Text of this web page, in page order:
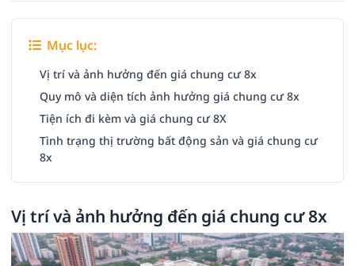
Mục lục:
Vị trí và ảnh hưởng đến giá chung cư 8x
Quy mô và diện tích ảnh hưởng giá chung cư 8x
Tiện ích đi kèm và giá chung cư 8X
Tình trạng thị trường bất động sản và giá chung cư
8x
Vị trí và ảnh hưởng đến giá chung cư 8x